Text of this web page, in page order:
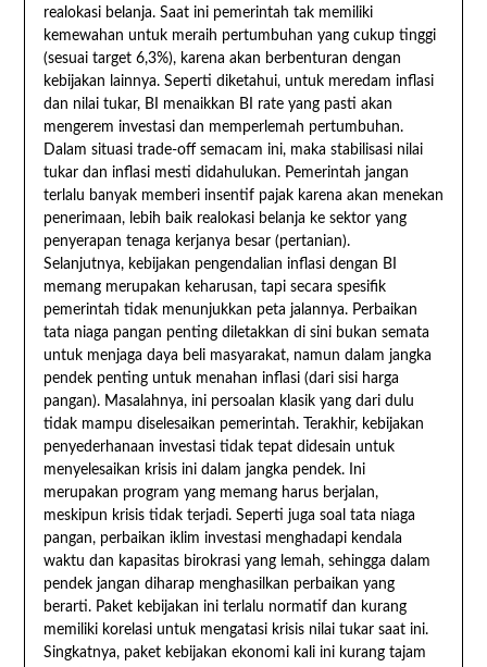
realokasi belanja. Saat ini pemerintah tak memiliki
kemewahan untuk meraih pertumbuhan yang cukup tinggi
(sesuai target 6,3%), karena akan berbenturan dengan
kebijakan lainnya. Seperti diketahui, untuk meredam inflasi
dan nilai tukar, BI menaikkan BI rate yang pasti akan
mengerem investasi dan memperlemah pertumbuhan.
Dalam situasi trade-off semacam ini, maka stabilisasi nilai
tukar dan inflasi mesti didahulukan. Pemerintah jangan
terlalu banyak memberi insentif pajak karena akan menekan
penerimaan, lebih baik realokasi belanja ke sektor yang
penyerapan tenaga kerjanya besar (pertanian).
Selanjutnya, kebijakan pengendalian inflasi dengan BI
memang merupakan keharusan, tapi secara spesifik
pemerintah tidak menunjukkan peta jalannya. Perbaikan
tata niaga pangan penting diletakkan di sini bukan semata
untuk menjaga daya beli masyarakat, namun dalam jangka
pendek penting untuk menahan inflasi (dari sisi harga
pangan). Masalahnya, ini persoalan klasik yang dari dulu
tidak mampu diselesaikan pemerintah. Terakhir, kebijakan
penyederhanaan investasi tidak tepat didesain untuk
menyelesaikan krisis ini dalam jangka pendek. Ini
merupakan program yang memang harus berjalan,
meskipun krisis tidak terjadi. Seperti juga soal tata niaga
pangan, perbaikan iklim investasi menghadapi kendala
waktu dan kapasitas birokrasi yang lemah, sehingga dalam
pendek jangan diharap menghasilkan perbaikan yang
berarti. Paket kebijakan ini terlalu normatif dan kurang
memiliki korelasi untuk mengatasi krisis nilai tukar saat ini.
Singkatnya, paket kebijakan ekonomi kali ini kurang tajam